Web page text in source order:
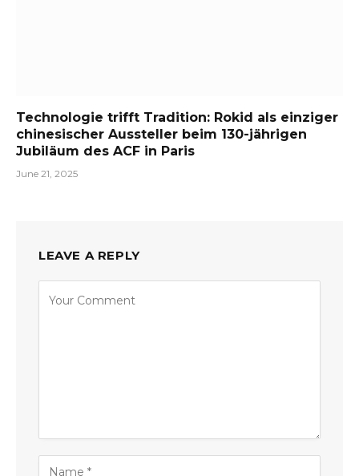
Technologie trifft Tradition: Rokid als einziger
chinesischer Aussteller beim 130-jährigen
Jubiläum des ACF in Paris
June 21, 2025
LEAVE A REPLY